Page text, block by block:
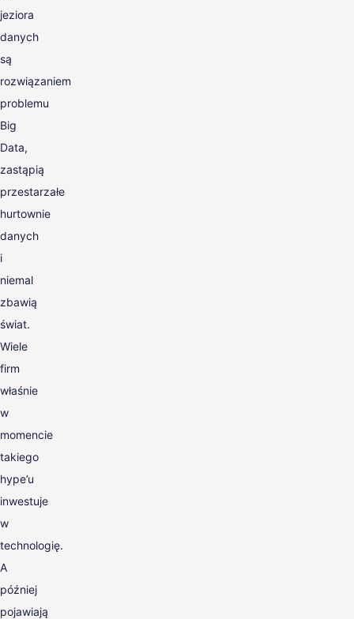
jeziora
danych
są
rozwiązaniem
problemu
Big
Data,
zastąpią
przestarzałe
hurtownie
danych
i
niemal
zbawią
świat.
Wiele
firm
właśnie
w
momencie
takiego
hype’u
inwestuje
w
technologię.
A
później
pojawiają